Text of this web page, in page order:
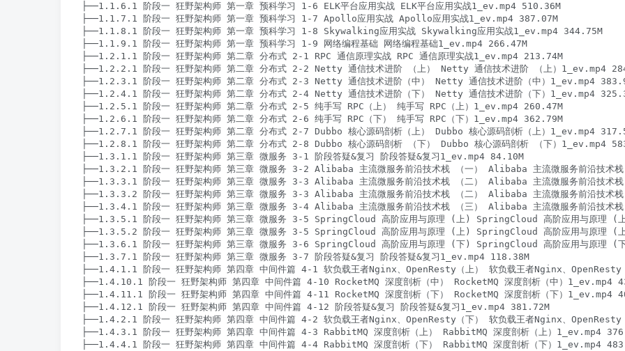
├──1.1.6.1 阶段一 狂野架构师 第一章 预科学习 1-6 ELK平台应用实战 ELK平台应用实战1_ev.mp4 510.36M
├──1.1.7.1 阶段一 狂野架构师 第一章 预科学习 1-7 Apollo应用实战 Apollo应用实战1_ev.mp4 387.07M
├──1.1.8.1 阶段一 狂野架构师 第一章 预科学习 1-8 Skywalking应用实战 Skywalking应用实战1_ev.mp4 344.75M
├──1.1.9.1 阶段一 狂野架构师 第一章 预科学习 1-9 网络编程基础 网络编程基础1_ev.mp4 266.47M
├──1.2.1.1 阶段一 狂野架构师 第二章 分布式 2-1 RPC 通信原理实战 RPC 通信原理实战1_ev.mp4 213.74M
├──1.2.2.1 阶段一 狂野架构师 第二章 分布式 2-2 Netty 通信技术进阶 （上） Netty 通信技术进阶 （上）1_ev.mp4
├──1.2.3.1 阶段一 狂野架构师 第二章 分布式 2-3 Netty 通信技术进阶（中） Netty 通信技术进阶（中）1_ev.mp4
├──1.2.4.1 阶段一 狂野架构师 第二章 分布式 2-4 Netty 通信技术进阶（下） Netty 通信技术进阶（下）1_ev.mp4
├──1.2.5.1 阶段一 狂野架构师 第二章 分布式 2-5 纯手写 RPC（上） 纯手写 RPC（上）1_ev.mp4 260.47M
├──1.2.6.1 阶段一 狂野架构师 第二章 分布式 2-6 纯手写 RPC（下） 纯手写 RPC（下）1_ev.mp4 362.79M
├──1.2.7.1 阶段一 狂野架构师 第二章 分布式 2-7 Dubbo 核心源码剖析（上） Dubbo 核心源码剖析（上）1_ev.mp4
├──1.2.8.1 阶段一 狂野架构师 第二章 分布式 2-8 Dubbo 核心源码剖析 （下） Dubbo 核心源码剖析 （下）1_ev.mp4
├──1.3.1.1 阶段一 狂野架构师 第三章 微服务 3-1 阶段答疑&复习 阶段答疑&复习1_ev.mp4 84.10M
├──1.3.2.1 阶段一 狂野架构师 第三章 微服务 3-2 Alibaba 主流微服务前沿技术栈 （一） Alibaba 主流微服务前沿技术栈
├──1.3.3.1 阶段一 狂野架构师 第三章 微服务 3-3 Alibaba 主流微服务前沿技术栈 （二） Alibaba 主流微服务前沿技术栈
├──1.3.3.2 阶段一 狂野架构师 第三章 微服务 3-3 Alibaba 主流微服务前沿技术栈 （二） Alibaba 主流微服务前沿技术栈
├──1.3.4.1 阶段一 狂野架构师 第三章 微服务 3-4 Alibaba 主流微服务前沿技术栈 （三） Alibaba 主流微服务前沿技术栈
├──1.3.5.1 阶段一 狂野架构师 第三章 微服务 3-5 SpringCloud 高阶应用与原理 (上) SpringCloud 高阶应用与原理 (
├──1.3.5.2 阶段一 狂野架构师 第三章 微服务 3-5 SpringCloud 高阶应用与原理 (上) SpringCloud 高阶应用与原理 (
├──1.3.6.1 阶段一 狂野架构师 第三章 微服务 3-6 SpringCloud 高阶应用与原理 (下) SpringCloud 高阶应用与原理 (
├──1.3.7.1 阶段一 狂野架构师 第三章 微服务 3-7 阶段答疑&复习 阶段答疑&复习1_ev.mp4 118.38M
├──1.4.1.1 阶段一 狂野架构师 第四章 中间件篇 4-1 软负载王者Nginx、OpenResty（上） 软负载王者Nginx、OpenResty
├──1.4.10.1 阶段一 狂野架构师 第四章 中间件篇 4-10 RocketMQ 深度剖析（中） RocketMQ 深度剖析（中）1_ev.mp4
├──1.4.11.1 阶段一 狂野架构师 第四章 中间件篇 4-11 RocketMQ 深度剖析（下） RocketMQ 深度剖析（下）1_ev.mp4
├──1.4.12.1 阶段一 狂野架构师 第四章 中间件篇 4-12 阶段答疑&复习 阶段答疑&复习1_ev.mp4 381.72M
├──1.4.2.1 阶段一 狂野架构师 第四章 中间件篇 4-2 软负载王者Nginx、OpenResty（下） 软负载王者Nginx、OpenResty
├──1.4.3.1 阶段一 狂野架构师 第四章 中间件篇 4-3 RabbitMQ 深度剖析（上） RabbitMQ 深度剖析（上）1_ev.mp4
├──1.4.4.1 阶段一 狂野架构师 第四章 中间件篇 4-4 RabbitMQ 深度剖析（下） RabbitMQ 深度剖析（下）1_ev.mp4